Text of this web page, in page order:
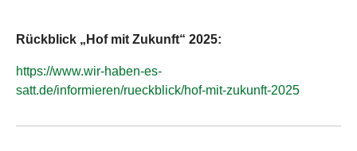
Rückblick „Hof mit Zukunft“ 2025:
https://www.wir-haben-es-
satt.de/informieren/rueckblick/hof-mit-zukunft-2025